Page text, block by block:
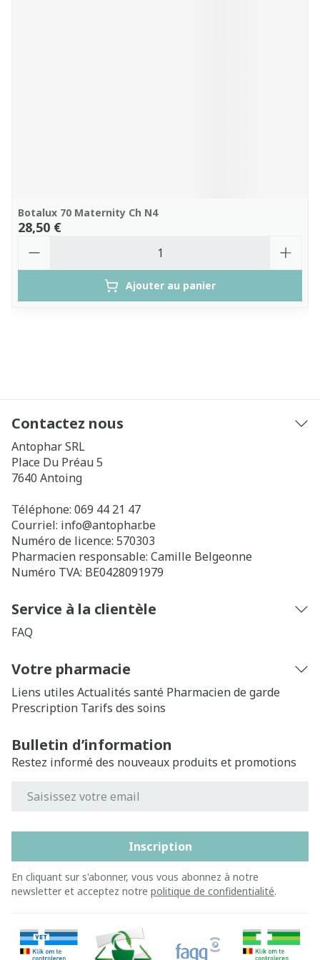
Botalux 70 Maternity Ch N4
28,50 €
Ajouter au panier
Contactez nous
Antophar SRL
Place Du Préau 5
7640 Antoing
Téléphone: 069 44 21 47
Courriel: info@antophar.be
Numéro de licence: 570303
Pharmacien responsable: Camille Belgeonne
Numéro TVA: BE0428091979
Service à la clientèle
FAQ
Votre pharmacie
Liens utiles Actualités santé Pharmacien de garde
Prescription Tarifs des soins
Bulletin d’information
Restez informé des nouveaux produits et promotions
Inscription
En cliquant sur s'abonner, vous vous abonnez à notre
newsletter et acceptez notre politique de confidentialité.